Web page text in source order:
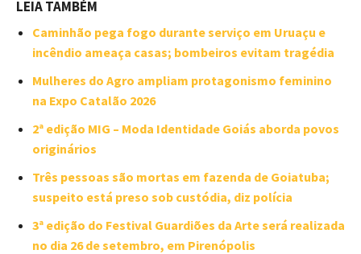
LEIA TAMBÉM
Caminhão pega fogo durante serviço em Uruaçu e
incêndio ameaça casas; bombeiros evitam tragédia
Mulheres do Agro ampliam protagonismo feminino
na Expo Catalão 2026
2ª edição MIG – Moda Identidade Goiás aborda povos
originários
Três pessoas são mortas em fazenda de Goiatuba;
suspeito está preso sob custódia, diz polícia
3ª edição do Festival Guardiões da Arte será realizada
no dia 26 de setembro, em Pirenópolis